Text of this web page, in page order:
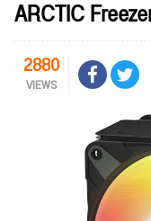
ARCTIC
2880
VIEWS